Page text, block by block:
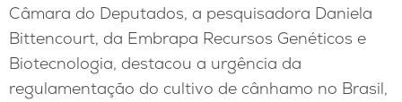
Câmara do Deputados, a pesquisadora Daniela
Bittencourt, da Embrapa Recursos Genéticos e
Biotecnologia, destacou a urgência da
regulamentação do cultivo de cânhamo no Brasil,